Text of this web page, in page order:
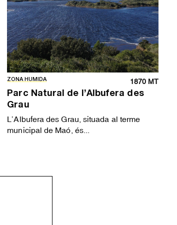
ZONA HUMIDA 1870 MT
Parc Natural de l’Albufera des
Grau
L’Albufera des Grau, situada al terme
municipal de Maó, és...